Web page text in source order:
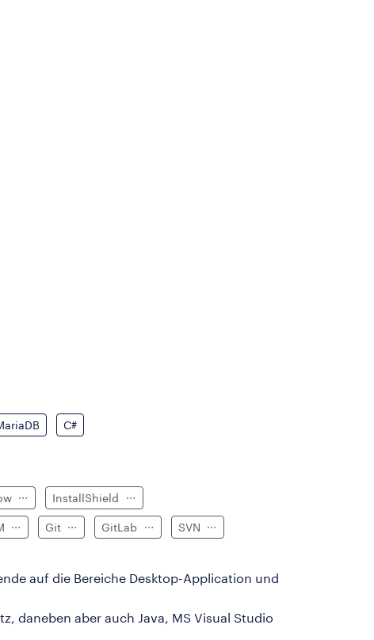
C#
InstallShield
Git GitLab SVN
auf die Bereiche Desktop-Application und
daneben aber auch Java, MS Visual Studio